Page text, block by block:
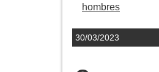
hombres
30/03/2023